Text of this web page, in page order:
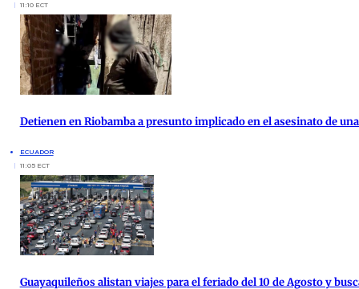
11:10 ECT
Detienen en Riobamba a presunto implicado en el asesinato de
ECUADOR
11:05 ECT
Guayaquileños alistan viajes para el feriado del 10 de Agosto y